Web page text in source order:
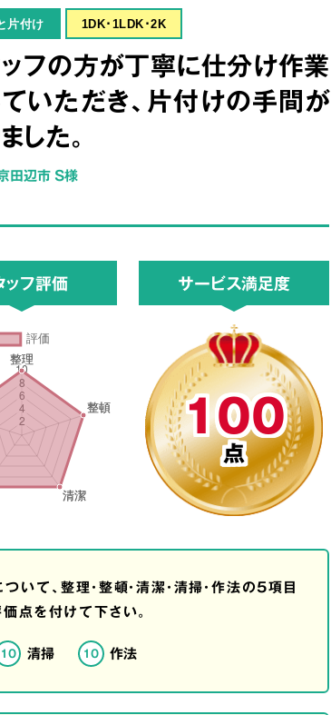
片付け 1DK･1LDK･2K
フの方が丁寧に仕分け作業
いただき、片付けの手間が
した。
田辺市 S様
ッフ評価 サービス満足度
100
点
いて、整理・整頓・清潔・清掃・作法の5項目
点を付けて下さい。
10 清掃 10 作法